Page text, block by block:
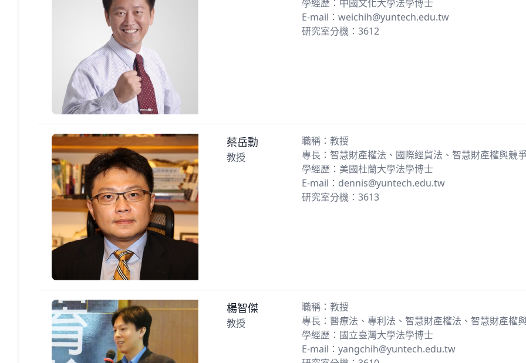
學經歷：中國文化大學法學博士
E-mail：weichih@yuntech.edu.tw
研究室分機：3612
蔡岳勳
教授
職稱：教授
專長：智慧財產權法、國際經貿法、智慧財產權與競
學經歷：美國杜蘭大學法學博士
E-mail：dennis@yuntech.edu.tw
研究室分機：3613
楊智傑
教授
職稱：教授
專長：醫療法、專利法、智慧財產權法、智慧財產權
學經歷：國立臺灣大學法學博士
E-mail：yangchih@yuntech.edu.tw